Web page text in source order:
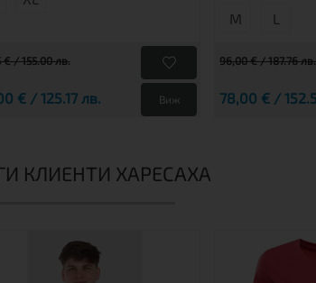
€ / 155.00 лв.
€ / 125.17 лв. Виж
М L
96,00 € / 187.76 лв.
78,00 € /
КЛИЕНТИ ХАРЕСАХА